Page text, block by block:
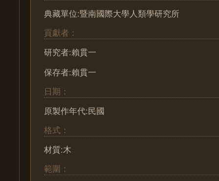
典藏單位:暨南國際大學人類學研究所
貢獻者：
研究者:賴貫一
保存者:賴貫一
日期：
原製作年代:民國
格式：
材質:木
範圍：